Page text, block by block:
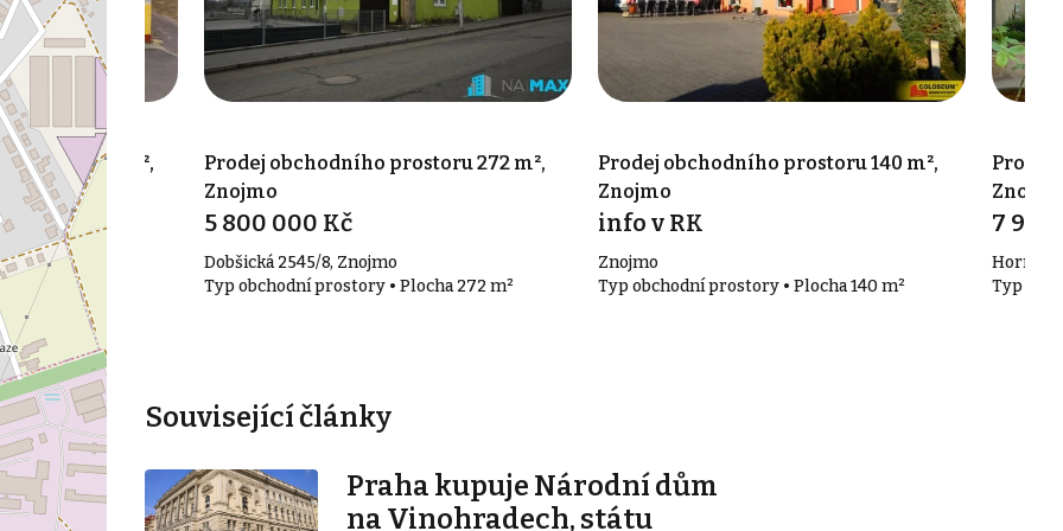
470 m²,
470 m²
Prodej obchodního prostoru 272 m²,
Znojmo
5 800 000 Kč
Dobšická 2545/8, Znojmo
Typ obchodní prostory • Plocha 272 m²
Prodej obchodního prostoru 140 m²,
Znojmo
info v RK
Znojmo
Typ obchodní prostory • Plocha 140 m²
Prodej
7 900
Horní
Typ
Související články
Praha kupuje Národní dům
na Vinohradech, státu